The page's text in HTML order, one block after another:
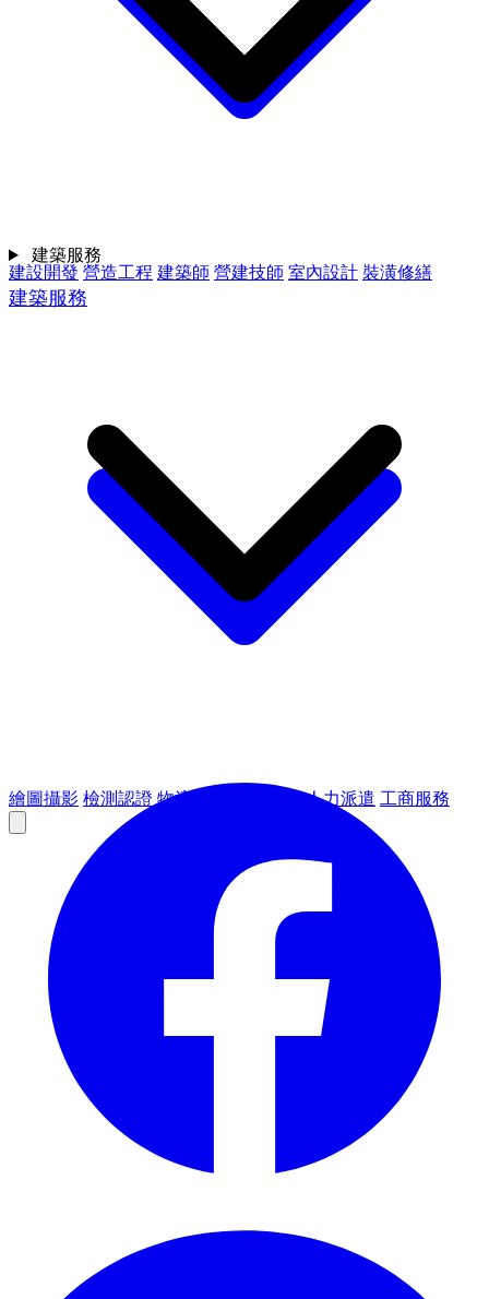
建設開發 營造工程 建築師 營建技師 室內設計 裝潢修繕
建築服務
繪圖攝影 檢測認證 物流倉儲 人力派遣 工商服務
建築服務